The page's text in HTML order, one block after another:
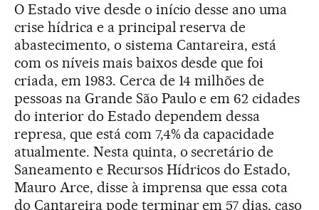
O Estado vive desde o início desse ano uma
crise hídrica e a principal reserva de
abastecimento, o sistema Cantareira, está
com os níveis mais baixos desde que foi
criada, em 1983. Cerca de 14 milhões de
pessoas na Grande São Paulo e em 62 cidades
do interior do Estado dependem dessa
represa, que está com 7,4% da capacidade
atualmente. Nesta quinta, o secretário de
Saneamento e Recursos Hídricos do Estado,
Mauro Arce, disse à imprensa que essa cota
do Cantareira pode terminar em 57 dias, caso